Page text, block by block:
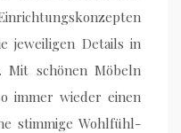
jeweiligen Details in
Mit schönen Möbeln
immer wieder einen
stimmige Wohlfühl-